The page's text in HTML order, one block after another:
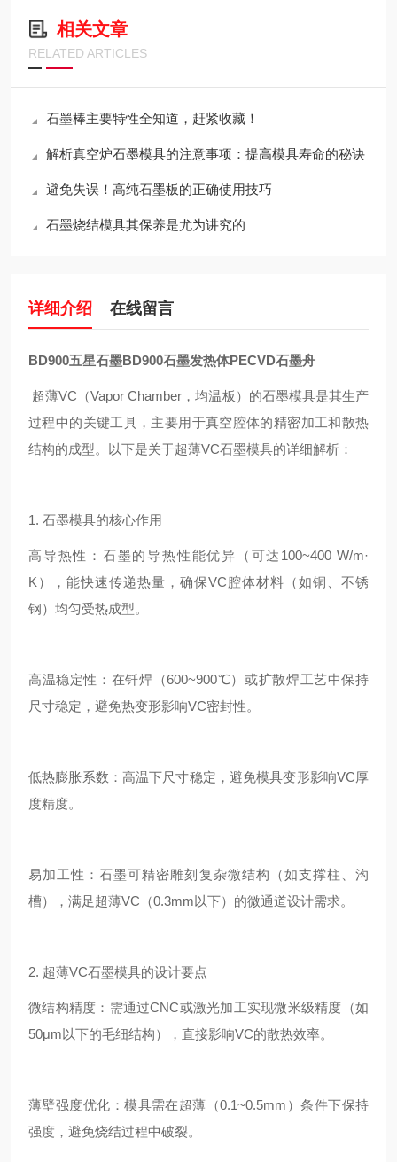
相关文章
RELATED ARTICLES
石墨棒主要特性全知道，赶紧收藏！
解析真空炉石墨模具的注意事项：提高模具寿命的秘诀
避免失误！高纯石墨板的正确使用技巧
石墨烧结模具其保养是尤为讲究的
详细介绍 在线留言
BD900五星石墨BD900石墨发热体PECVD石墨舟
超薄VC（Vapor Chamber，均温板）的石墨模具是其生产
过程中的关键工具，主要用于真空腔体的精密加工和散热
结构的成型。以下是关于超薄VC石墨模具的详细解析：
1. 石墨模具的核心作用
高导热性：石墨的导热性能优异（可达100~400 W/m·
K），能快速传递热量，确保VC腔体材料（如铜、不锈
钢）均匀受热成型。
高温稳定性：在钎焊（600~900℃）或扩散焊工艺中保持
尺寸稳定，避免热变形影响VC密封性。
低热膨胀系数：高温下尺寸稳定，避免模具变形影响VC厚
度精度。
易加工性：石墨可精密雕刻复杂微结构（如支撑柱、沟
槽），满足超薄VC（0.3mm以下）的微通道设计需求。
2. 超薄VC石墨模具的设计要点
微结构精度：需通过CNC或激光加工实现微米级精度（如
50μm以下的毛细结构），直接影响VC的散热效率。
薄壁强度优化：模具需在超薄（0.1~0.5mm）条件下保持
强度，避免烧结过程中破裂。